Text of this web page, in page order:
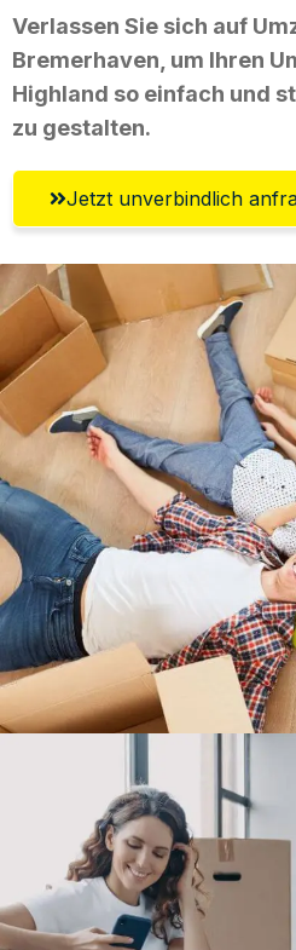
Verlassen Sie sich auf
Bremerhaven, um Ihren
Highland so einfach und
zu gestalten.
Jetzt unverbindlich